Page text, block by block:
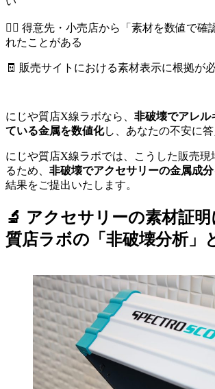
🧑‍⚖️ 得意先・小売店から「素材を数値で確
れたことがある
🧾 販売サイトにおける素材表示に根拠が
にじや質店X線ラボなら、 非破壊でアレル
ている金属を数値化し、あなたの不安に答
にじや質店X線ラボでは、こうした販売現
るため、 非破壊でアクセサリーの金属成
結果をご提出いたします。
🔬 アクセサリーの素材証
質店ラボの「非破壊分析」